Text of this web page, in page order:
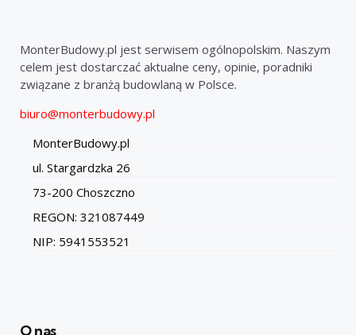
MonterBudowy.pl jest serwisem ogólnopolskim. Naszym
celem jest dostarczać aktualne ceny, opinie, poradniki
związane z branżą budowlaną w Polsce.
biuro@monterbudowy.pl
MonterBudowy.pl
ul. Stargardzka 26
73-200 Choszczno
REGON: 321087449
NIP: 5941553521
O nas